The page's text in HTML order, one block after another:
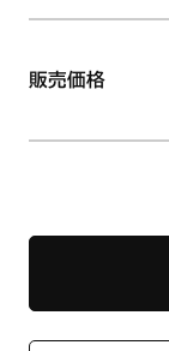
販売価格